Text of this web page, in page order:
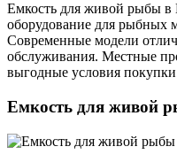
Емкость для живой рыбы
оборудование для рыбных
Современные модели
обслуживания. Местные
выгодные условия
Емкость для живой